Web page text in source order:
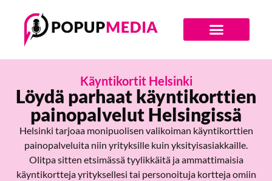
Käyntikortit Helsinki
Löydä parhaat käyntikorttien
painopalvelut Helsingissä
Helsinki tarjoaa monipuolisen valikoiman käyntikorttien
painopalveluita niin yrityksille kuin yksityisasiakkaille.
Olitpa sitten etsimässä tyylikkäitä ja ammattimaisia
käyntikortteja yrityksellesi tai personoituja kortteja omiin